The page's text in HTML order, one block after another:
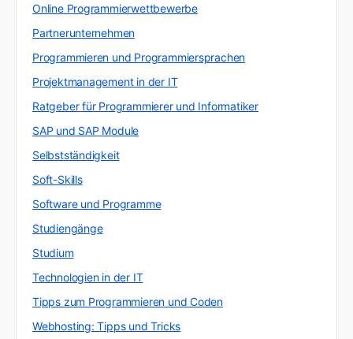
Online Programmierwettbewerbe
Partnerunternehmen
Programmieren und Programmiersprachen
Projektmanagement in der IT
Ratgeber für Programmierer und Informatiker
SAP und SAP Module
Selbstständigkeit
Soft-Skills
Software und Programme
Studiengänge
Studium
Technologien in der IT
Tipps zum Programmieren und Coden
Webhosting: Tipps und Tricks